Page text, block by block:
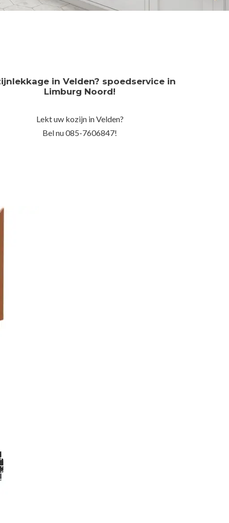
in Velden? spoedservice in
Limburg Noord!
Lekt uw kozijn in Velden?
Bel nu 085-7606847!